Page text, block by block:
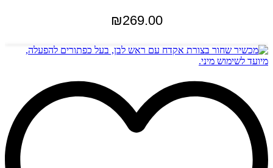
₪269.00